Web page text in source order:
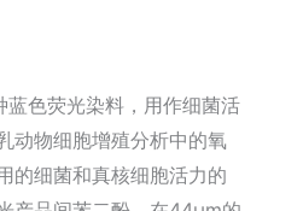
色荧光染料，用作细菌活
动物细胞增殖分析中的氧
的细菌和真核细胞活力的